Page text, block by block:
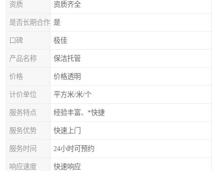
资质 资质齐全
是否长期合作 是
口碑 极佳
产品名称 保洁托管
价格 价格透明
计价单位 平方米/米/个
服务特点 经验丰富、*快捷
服务优势 快速上门
服务时间 24小时可预约
响应速度 快速响应